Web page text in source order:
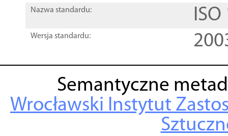
Nazwa standardu:
Wersja standardu:
Semantyczne
Wrocławski Instytut